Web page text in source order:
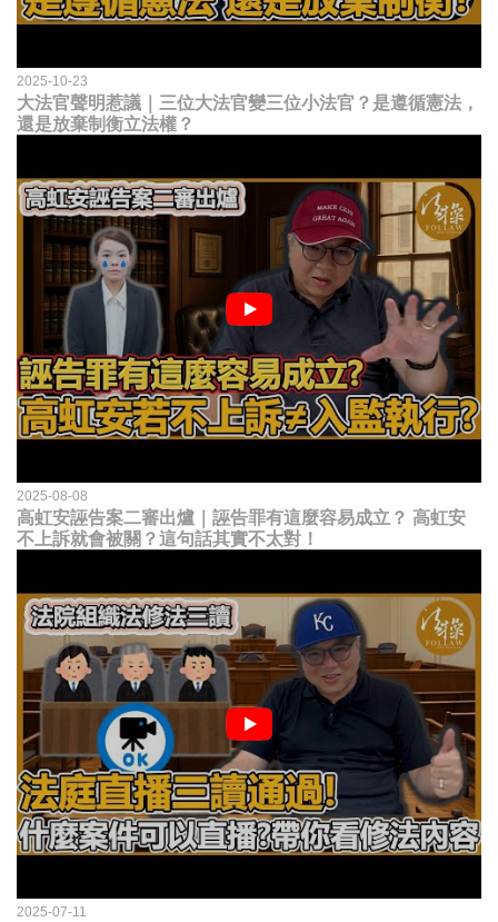
2025-10-23
大法官聲明惹議｜三位大法官變三位小法官？是遵循憲法，
還是放棄制衡立法權？
2025-08-08
高虹安誣告案二審出爐｜誣告罪有這麼容易成立？ 高虹安
不上訴就會被關？這句話其實不太對！
2025-07-11